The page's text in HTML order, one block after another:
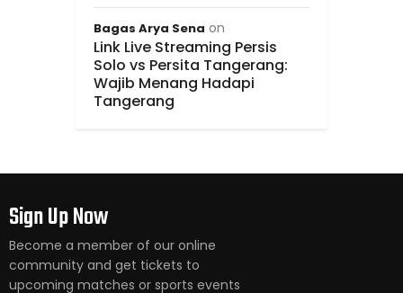
Bagas Arya Sena on
Link Live Streaming Persis
Solo vs Persita Tangerang:
Wajib Menang Hadapi
Tangerang
Sign Up Now
Become a member of our online
community and get tickets to
upcoming matches or sports events